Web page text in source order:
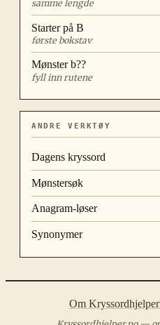
samme lengde
Starter på B
første bokstav
Mønsterb??
fyll inn rutene
ANDRE VERKTØY
Dagens kryssord
Mønstersøk
Anagram-løser
Synonymer
Om Kryssordhjelper